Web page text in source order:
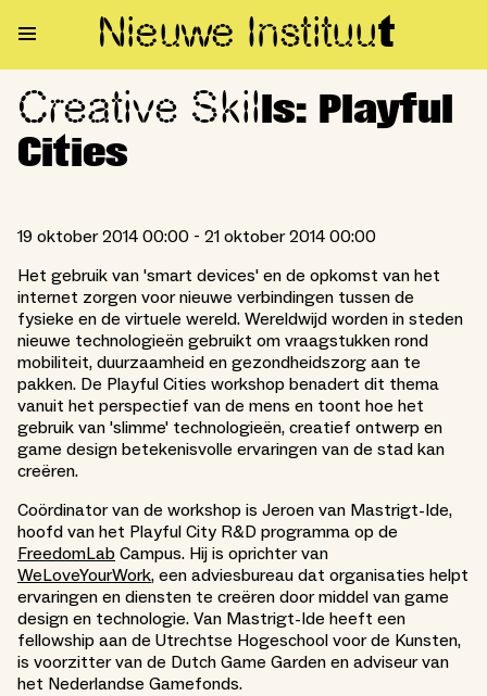
Nieuwe Instituut
Creative Skills: Playful Cities
Creative Skil ls: Playful
Cities
19 oktober 2014 00:00 - 21 oktober 2014 00:00
Het gebruik van 'smart devices' en de opkomst van het
internet zorgen voor nieuwe verbindingen tussen de
fysieke en de virtuele wereld. Wereldwijd worden in steden
nieuwe technologieën gebruikt om vraagstukken rond
mobiliteit, duurzaamheid en gezondheidszorg aan te
pakken. De Playful Cities workshop benadert dit thema
vanuit het perspectief van de mens en toont hoe het
gebruik van 'slimme' technologieën, creatief ontwerp en
game design betekenisvolle ervaringen van de stad kan
creëren.
Coördinator van de workshop is Jeroen van Mastrigt-Ide,
hoofd van het Playful City R&D programma op de
FreedomLab Campus. Hij is oprichter van
WeLoveYourWork, een adviesbureau dat organisaties helpt
ervaringen en diensten te creëren door middel van game
design en technologie. Van Mastrigt-Ide heeft een
fellowship aan de Utrechtse Hogeschool voor de Kunsten,
is voorzitter van de Dutch Game Garden en adviseur van
het Nederlandse Gamefonds.